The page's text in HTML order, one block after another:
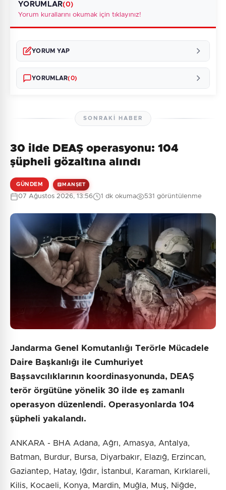
YORUMLAR(0)
Yorum kurallarını okumak için tıklayınız!
YORUM YAP
Güvenlik Sorusu:
3 + 5 = ?
Gönder
YORUMLAR(0)
Henüz yorum yapılmamış. İlk yorumu siz yapın!
SONRAKI HABER
30 ilde DEAŞ operasyonu: 104
şüpheli gözaltına alındı
GÜNDEM MANŞET
07 Ağustos 2026, 13:56 1 dk okuma 531 görüntülenme
Jandarma Genel Komutanlığı Terörle Mücadele
Daire Başkanlığı ile Cumhuriyet
Başsavcılıklarının koordinasyonunda, DEAŞ
terör örgütüne yönelik 30 ilde eş zamanlı
operasyon düzenlendi. Operasyonlarda 104
şüpheli yakalandı.
ANKARA - BHA Adana, Ağrı, Amasya, Antalya,
Batman, Burdur, Bursa, Diyarbakır, Elazığ, Erzincan,
Gaziantep, Hatay, Iğdır, İstanbul, Karaman, Kırklareli,
Kilis, Kocaeli, Konya, Mardin, Muğla, Muş, Niğde,